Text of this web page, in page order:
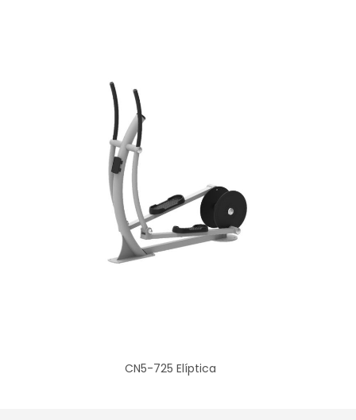
CN5-725 Elíptica